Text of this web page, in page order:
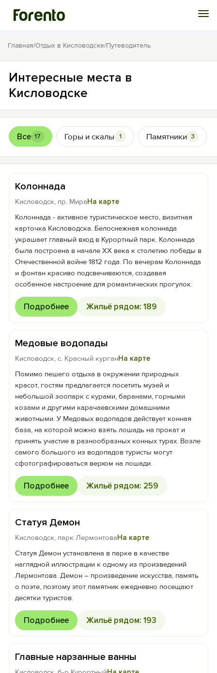
Войти
История просмотра
Добавить свой объект
Главная/Отдых в Кисловодске/Путеводитель
Интересные места в
Кисловодске
Все 17 Горы и скалы 1 Памятники 3
Колоннада
Кисловодск, пр. МираНа карте
Колоннада - активное туристическое место, визитная
карточка Кисловодска. Белоснежная колоннада
украшает главный вход в Курортный парк. Колоннада
была построена в начале XX века к столетию победы в
Отечественной войне 1812 года. По вечерам Колоннада
и фонтан красиво подсвечиваются, создавая
особенное настроение для романтических прогулок.
Подробнее Жильё рядом: 189
Медовые водопады
Кисловодск, с. Красный курганНа карте
Помимо пешего отдыха в окружении природных
красот, гостям предлагается посетить музей и
небольшой зоопарк с курами, баранами, горными
козами и другими карачаевскими домашними
животными. У Медовых водопадов действует конная
база, на которой можно взять лошадь на прокат и
принять участие в разнообразных конных турах. Возле
самого большого из водопадов туристы могут
сфотографироваться верхом на лошади.
Подробнее Жильё рядом: 259
Статуя Демон
Кисловодск, парк ЛермонтоваНа карте
Статуя Демон установлена в парке в качестве
наглядной иллюстрации к одному из произведений
Лермонтова. Демон – произведение искусства, память
о поэте, поэтому этот памятник ежедневно посещают
десятки туристов.
Подробнее Жильё рядом: 193
Главные нарзанные ванны